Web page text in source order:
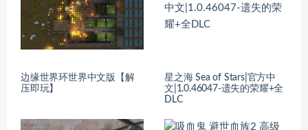
边缘世界环世界中文版【解
压即玩】
星之海 Sea of Stars|官方中
文|1.0.46047-遗失的荣耀+全
DLC